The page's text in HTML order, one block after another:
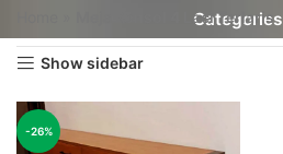
Categories
Meja Konsol 4 Laci Terlaris
Show sidebar
-26%